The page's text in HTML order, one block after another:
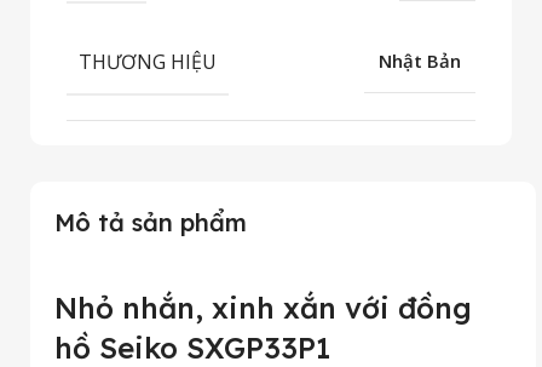
Mô tả sản phẩm
Nhỏ nhắn, xinh xắn với đồng
hồ Seiko SXGP33P1
THƯƠNG HIỆU Nhật Bản